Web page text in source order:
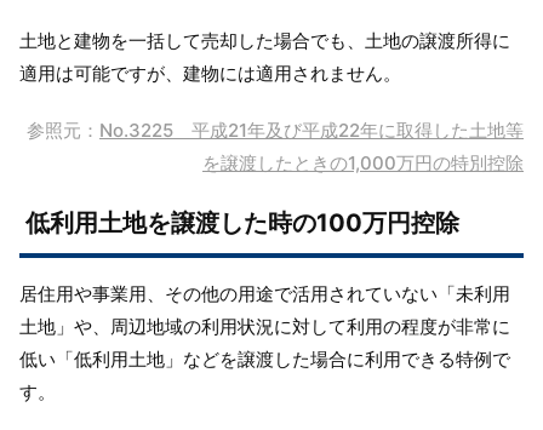
土地と建物を一括して売却した場合でも、土地の譲渡所得に
適用は可能ですが、建物には適用されません。
参照元： No.3225 平成21年及び平成22年に取得した土地等
を譲渡したときの1,000万円の特別控除
低利用土地を譲渡した時の100万円控除
居住用や事業用、その他の用途で活用されていない「未利用
土地」や、周辺地域の利用状況に対して利用の程度が非常に
低い「低利用土地」などを譲渡した場合に利用できる特例で
す。